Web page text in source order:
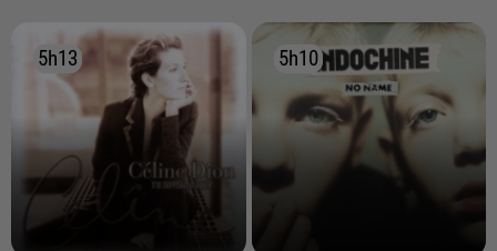
5h13
5h13 5h10
5h10